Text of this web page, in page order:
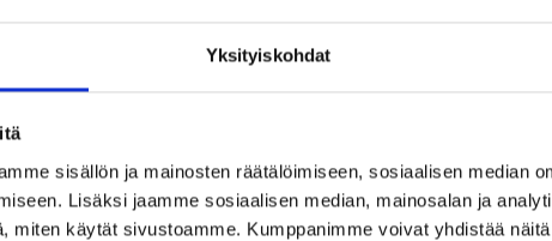
Yksityiskohdat
sisällön ja mainosten räätälöimiseen, sosiaalisen median
Lisäksi jaamme sosiaalisen median, mainosalan ja
miten käytät sivustoamme. Kumppanimme voivat yhdistää
renkaat
zirkoneilla
55,00€